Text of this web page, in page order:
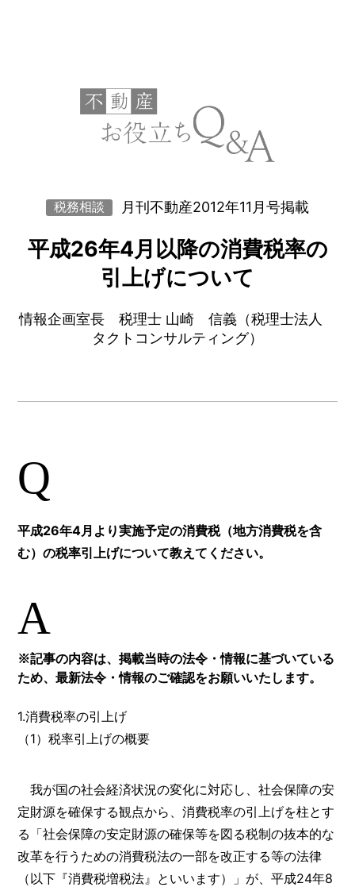
税務相談 月刊不動産2012年11月号掲載
平成26年4月以降の消費税率の
引上げについて
情報企画室長 税理士 山崎 信義（税理士法人
タクトコンサルティング）
Q
平成26年4月より実施予定の消費税（地方消費税を含
む）の税率引上げについて教えてください。
A
※記事の内容は、掲載当時の法令・情報に基づいている
ため、最新法令・情報のご確認をお願いいたします。
1.消費税率の引上げ
（1）税率引上げの概要
我が国の社会経済状況の変化に対応し、社会保障の安
定財源を確保する観点から、消費税率の引上げを柱とす
る「社会保障の安定財源の確保等を図る税制の抜本的な
改革を行うための消費税法の一部を改正する等の法律
（以下『消費税増税法』といいます）」が、平成24年8